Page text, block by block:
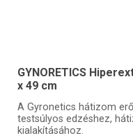
GYNORETICS
x 49 cm
A Gyronetics hátizom
testsúlyos edzéshez,
kialakításához.